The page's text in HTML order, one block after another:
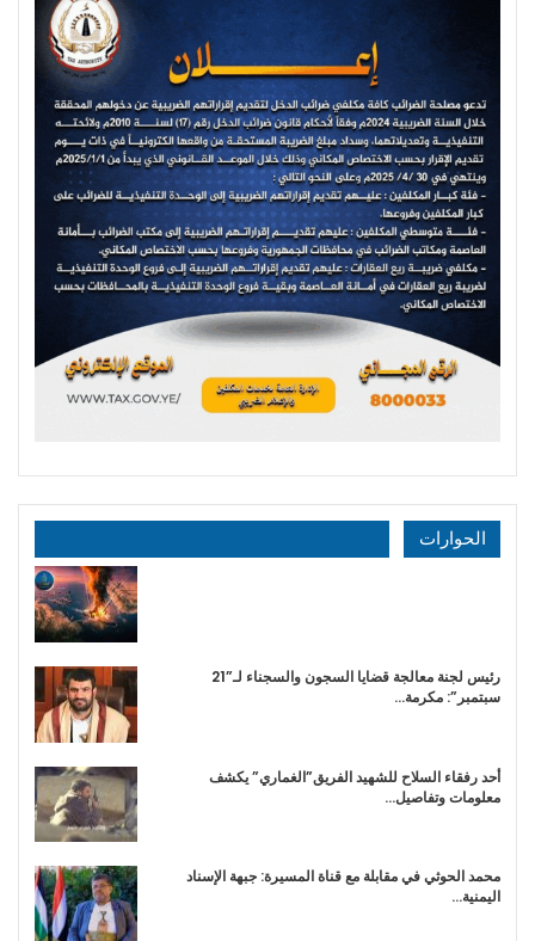
الحوارات
رئيس لجنة معالجة قضايا السجون والسجناء لـ”21
سبتمبر”: مكرمة…
أحد رفقاء السلاح للشهيد الفريق”الغماري” يكشف
معلومات وتفاصيل…
محمد الحوثي في مقابلة مع قناة المسيرة: جبهة الإسناد
اليمنية…